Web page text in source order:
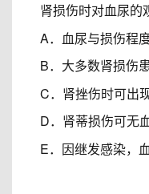
肾损伤时对血尿的
A．血尿与损伤程
B．大多数肾损伤
C．肾挫伤时可出
D．肾蒂损伤可无
E．因继发感染，